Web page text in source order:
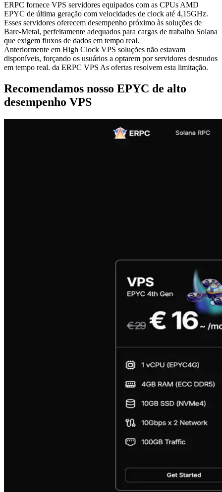
ERPC fornece VPS servidores equipados com as CPUs AMD
EPYC de última geração com velocidades de clock até 4,15GHz.
Esses servidores oferecem desempenho próximo às soluções de
Bare-Metal, perfeitamente adequados para cargas de trabalho Solana
que exigem fluxos de dados em tempo real.
Anteriormente em High Clock VPS soluções não estavam
disponíveis, forçando os usuários a optarem por servidores desnudos
em tempo real. da ERPC VPS As ofertas resolvem esta limitação.
Recomendamos nosso EPYC de alto
desempenho VPS